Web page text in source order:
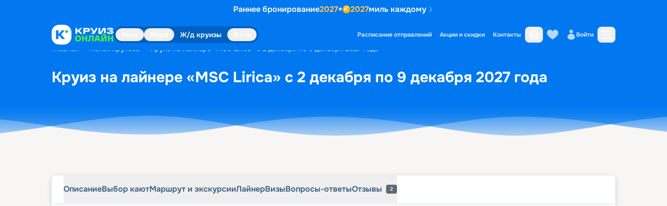
Раннее бронирование2027+ 2027миль каждому
Ж/д круизы Расписание отправлений Акции и скидки Контакты Войти
Главная Поиск круизов Круиз на лайнере «MSC Lirica» с 2 декабря по 9 декабря 2027 года
Круиз на лайнере «MSC Lirica» с 2 декабря по 9 декабря 2027 года
ОписаниеВыбор каютМаршрут и экскурсииЛайнерВизыВопросы-ответыОтзывы 2